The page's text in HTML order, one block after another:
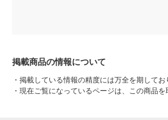
掲載商品の情報について
・ 掲載している情報の精度には万全を期して
・ 現在ご覧になっているページは、この商品